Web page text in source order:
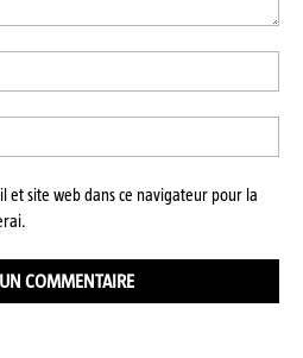
:*
:*
et site web dans ce navigateur pour la